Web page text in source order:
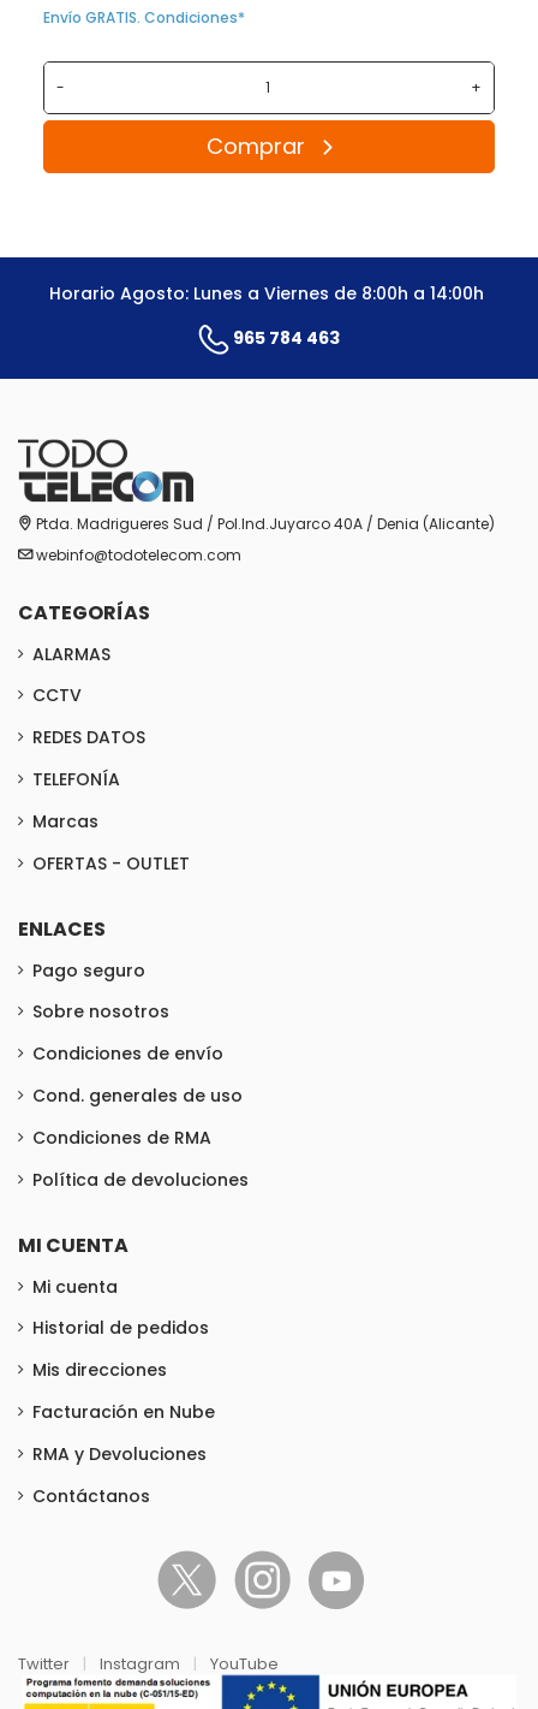
Envío GRATIS. Condiciones*
- +
Comprar
Horario Agosto: Lunes a Viernes de 8:00h a 14:00h
965 784 463
Ptda. Madrigueres Sud / Pol.Ind.Juyarco 40A / Denia (Alicante)
webinfo@todotelecom.com
CATEGORÍAS
ALARMAS
CCTV
REDES DATOS
TELEFONÍA
Marcas
OFERTAS - OUTLET
ENLACES
Pago seguro
Sobre nosotros
Condiciones de envío
Cond. generales de uso
Condiciones de RMA
Política de devoluciones
MI CUENTA
Mi cuenta
Historial de pedidos
Mis direcciones
Facturación en Nube
RMA y Devoluciones
Contáctanos
Twitter | Instagram | YouTube